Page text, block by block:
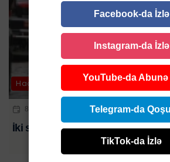
Hadisə
8 AVQ 2026 | 18:00
İki sərnişin avtobusu üz-üzə
Facebook-da İzlə
Instagram-da İzlə
YouTube-da Abunə
Telegram-da Qoşul
TikTok-da İzlə